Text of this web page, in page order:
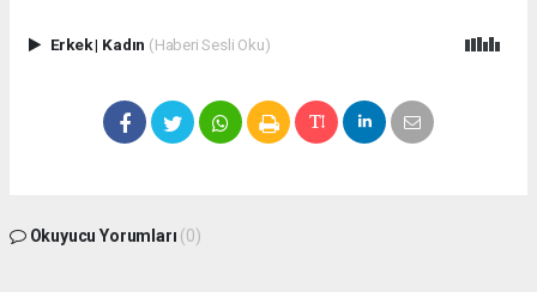
Erkek| Kadın (Haberi Sesli Oku)
Okuyucu Yorumları (0)